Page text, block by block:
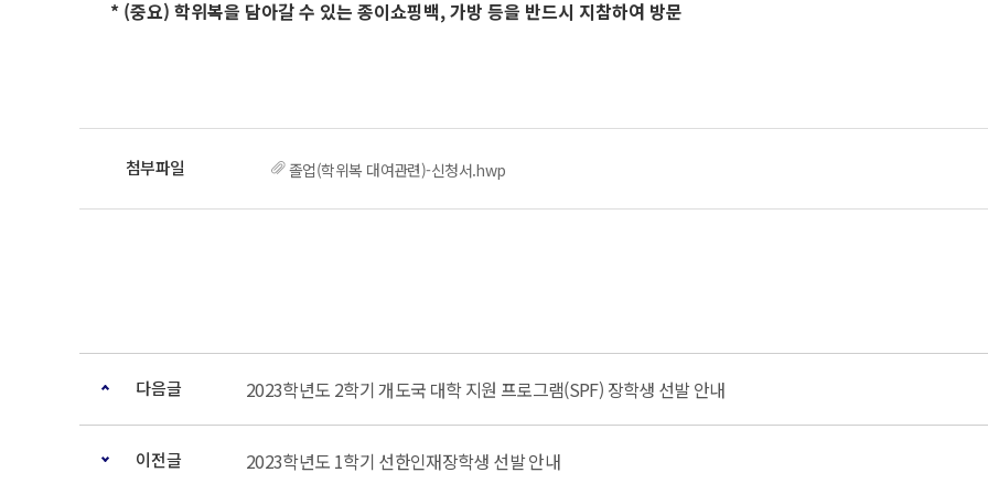
* (중요) 학위복을 담아갈 수 있는 종이쇼핑백, 가방 등을 반드시 지참하여 방문
졸업(학위복 대여관련)-신청서.hwp
다음글 2023학년도 2학기 개도국 대학 지원 프로그램(SPF) 장학생 선발 안내
이전글 2023학년도 1학기 선한인재장학생 선발 안내